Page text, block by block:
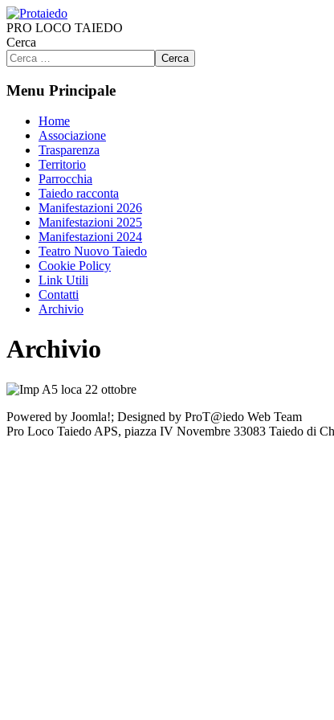
PRO LOCO TAIEDO
Cerca
Cerca
Menu Principale
Home
Associazione
Trasparenza
Territorio
Parrocchia
Taiedo racconta
Manifestazioni 2026
Manifestazioni 2025
Manifestazioni 2024
Teatro Nuovo Taiedo
Cookie Policy
Link Utili
Contatti
Archivio
Archivio
Powered by Joomla!; Designed by ProT@iedo Web Team
Pro Loco Taiedo APS, piazza IV Novembre 33083 Taiedo di